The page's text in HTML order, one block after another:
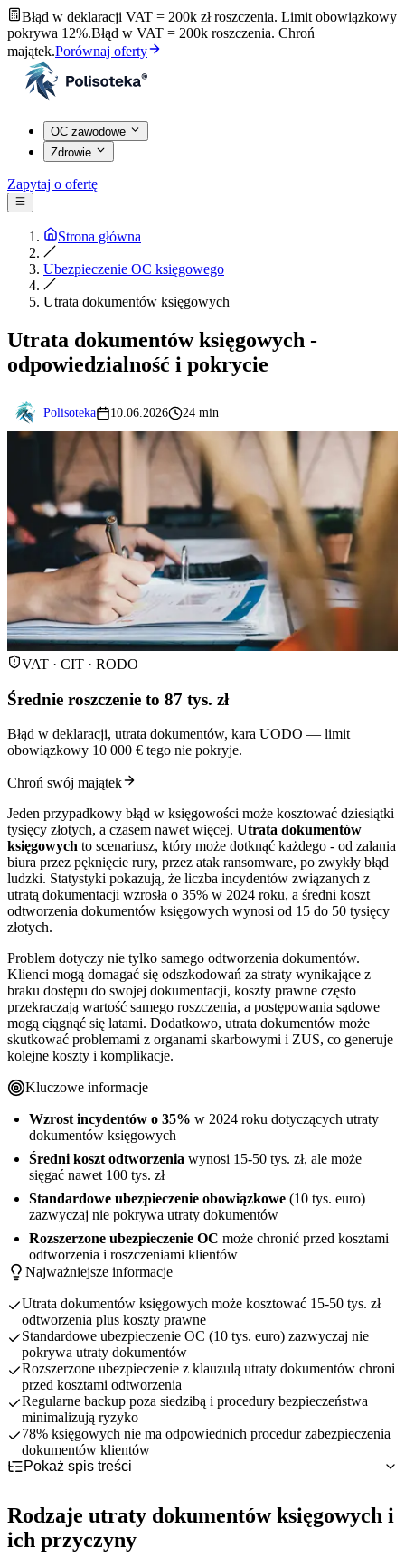
Błąd w deklaracji VAT = 200k zł roszczenia. Limit obowiązkowy
pokrywa 12%.Błąd w VAT = 200k roszczenia. Chroń
majątek.Porównaj oferty
OC zawodowe
Zdrowie
Zapytaj o ofertę
Strona główna
Ubezpieczenie OC księgowego
Utrata dokumentów księgowych
Utrata dokumentów księgowych -
odpowiedzialność i pokrycie
Polisoteka 10.06.2026 24 min
VAT · CIT · RODO
Średnie roszczenie to 87 tys. zł
Błąd w deklaracji, utrata dokumentów, kara UODO — limit
obowiązkowy 10 000 € tego nie pokryje.
Chroń swój majątek
Jeden przypadkowy błąd w księgowości może kosztować dziesiątki
tysięcy złotych, a czasem nawet więcej. Utrata dokumentów
księgowych to scenariusz, który może dotknąć każdego - od zalania
biura przez pęknięcie rury, przez atak ransomware, po zwykły błąd
ludzki. Statystyki pokazują, że liczba incydentów związanych z
utratą dokumentacji wzrosła o 35% w 2024 roku, a średni koszt
odtworzenia dokumentów księgowych wynosi od 15 do 50 tysięcy
złotych.
Problem dotyczy nie tylko samego odtworzenia dokumentów.
Klienci mogą domagać się odszkodowań za straty wynikające z
braku dostępu do swojej dokumentacji, koszty prawne często
przekraczają wartość samego roszczenia, a postępowania sądowe
mogą ciągnąć się latami. Dodatkowo, utrata dokumentów może
skutkować problemami z organami skarbowymi i ZUS, co generuje
kolejne koszty i komplikacje.
Kluczowe informacje
Wzrost incydentów o 35% w 2024 roku dotyczących utraty
dokumentów księgowych
Średni koszt odtworzenia wynosi 15-50 tys. zł, ale może
sięgać nawet 100 tys. zł
Standardowe ubezpieczenie obowiązkowe (10 tys. euro)
zazwyczaj nie pokrywa utraty dokumentów
Rozszerzone ubezpieczenie OC może chronić przed kosztami
odtworzenia i roszczeniami klientów
Najważniejsze informacje
Utrata dokumentów księgowych może kosztować 15-50 tys. zł
odtworzenia plus koszty prawne
Standardowe ubezpieczenie OC (10 tys. euro) zazwyczaj nie
pokrywa utraty dokumentów
Rozszerzone ubezpieczenie z klauzulą utraty dokumentów chroni
przed kosztami odtworzenia
Regularne backup poza siedzibą i procedury bezpieczeństwa
minimalizują ryzyko
78% księgowych nie ma odpowiednich procedur zabezpieczenia
dokumentów klientów
Pokaż spis treści
Utrata dokumentów elektronicznych - awarie, wirusy, błędy
Błąd ludzki i procedury - przypadkowe usunięcie, błędne
archiwizowanie
Bezpośrednie koszty odtworzenia dokumentów
Koszty prawne i postępowania sądowe
Straty biznesowe i utrata klientów
Case study - rzeczywiste przypadki utraty dokumentów
Przypadek 1: Zalanie biura i utrata dokumentów papierowych
Przypadek 2: Atak ransomware na system księgowy
Pokrycie ubezpieczeniowe utraty dokumentów księgowych
Standardowe ubezpieczenie vs rozszerzone pokrycie
Procedury zabezpieczania dokumentów księgowych
Rodzaje utraty dokumentów księgowych i
ich przyczyny